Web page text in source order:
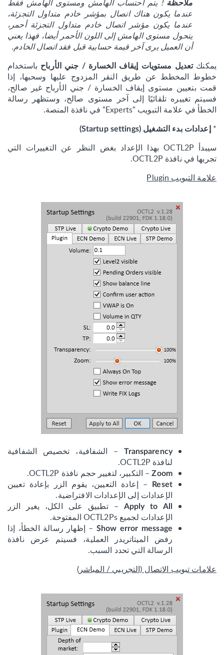
ملاحظة! يتم احتساب الهامش ومستوى الهامش فقط
عندما يكون هناك اتصال بمؤشر خادم متداول التجزئة،
عندما يكون مؤشر اتصال خادم متداول التجزئة أحمر،
يتحول مستوى الهامش إلى اللون الأحمر أيضا، فهذا يعني
أن العميل يرى آخر قيمة حسابية قبل فقد اتصال الخادم.
يمكنك تعديل مستويات إيقاف الخسارة / جني الأرباح باستخدام
خطوط المخطط عن طريق النقر المزدوج عليها وسحبها، إذا
قمت بتعيين مستوى إيقاف الخسارة / جني الأرباح غير صالح،
فسيتم تغييره تلقائيًا إلى آخر مستوى صالح، وستظهر رسالة
الخطأ في علامة التبويب "Experts" في نافذة المنصة.
* إعدادات بدء التشغيل (Startup settings)
سيبدأ OCTL2P بهذا الإعداد بغض النظر عن التغييرات التي
تجريها في نافذة OCTL2P.
علامة التبويب Plugin
Transparency
– الشفافية، تخصيص الشفافية
لنافذة OCTL2P.
Zoom – التكبير، لتغيير حجم نافذة OCTL2P.
Reset
– إعادة التعيين، يقوم الزر بإعادة تعيين
الإعدادات إلى الإعدادات الافتراضية.
Apply to All
– تطبيق على الكل، يغير الزر
الإعدادات لجميع OCTL2Ps المفتوحة.
Show error message – إظهار رسالة الخطأ، إذا
رفض الميتاتريدر العملية، فسيتم عرض نافذة
الرسالة التي تحدد السبب.
علامات تبويب الاتصال (التجريبي / المباشر)